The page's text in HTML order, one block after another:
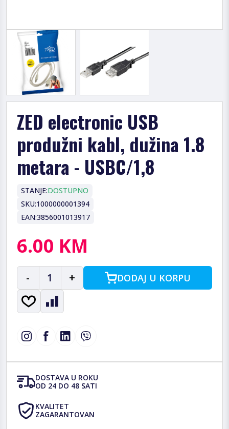
ZED electronic USB
produžni kabl, dužina 1.8
metara - USBC/1,8
STANJE:DOSTUPNO
SKU:1000000001394
EAN:3856001013917
6.00 KM
- 1 + DODAJ U KORPU
DOSTAVA U ROKU
OD 24 DO 48 SATI
KVALITET
ZAGARANTOVAN